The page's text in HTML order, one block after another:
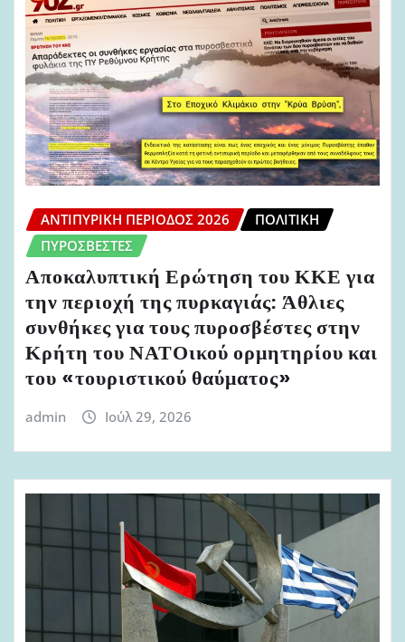
ΑΝΤΙΠΥΡΙΚΉ ΠΕΡΊΟΔΟΣ 2026
ΠΟΛΙΤΙΚΉ
ΠΥΡΟΣΒΈΣΤΕΣ
Αποκαλυπτική Ερώτηση του ΚΚΕ για
την περιοχή της πυρκαγιάς: Άθλιες
συνθήκες για τους πυροσβέστες στην
Κρήτη του ΝΑΤΟικού ορμητηρίου και
του «τουριστικού θαύματος»
admin Ιούλ 29, 2026